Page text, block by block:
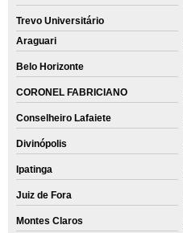
Trevo Universitário
Araguari
Belo Horizonte
CORONEL FABRICIANO
Conselheiro Lafaiete
Divinópolis
Ipatinga
Juiz de Fora
Montes Claros